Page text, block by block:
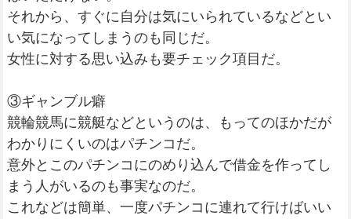
それから、すぐに自分は気にいられているなどとい
い気になってしまうのも同じだ。
女性に対する思い込みも要チェック項目だ。
③ギャンブル癖
競輪競馬に競艇などというのは、もってのほかだが
わかりにくいのはパチンコだ。
意外とこのパチンコにのめり込んで借金を作ってし
まう人がいるのも事実なのだ。
これなどは簡単、一度パチンコに連れて行けばいい